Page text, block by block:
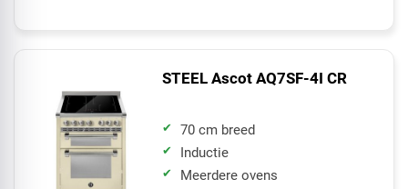
STEEL Ascot AQ7SF-4I CR
70 cm breed
Inductie
Meerdere ovens